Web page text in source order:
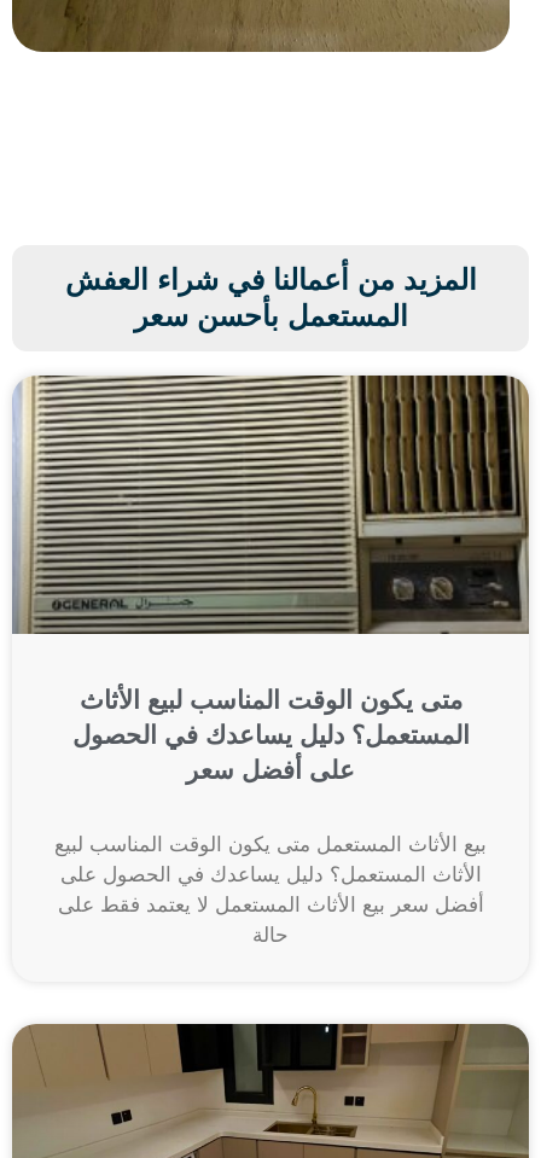
المزيد من أعمالنا في شراء العفش
المستعمل بأحسن سعر
متى يكون الوقت المناسب لبيع الأثاث
المستعمل؟ دليل يساعدك في الحصول
على أفضل سعر
بيع الأثاث المستعمل متى يكون الوقت المناسب لبيع
الأثاث المستعمل؟ دليل يساعدك في الحصول على
أفضل سعر بيع الأثاث المستعمل لا يعتمد فقط على
حالة